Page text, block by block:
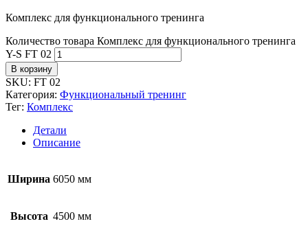
Комплекс для функционального тренинга
Количество товара Комплекс для функционального тренинга
Y-S FT 02
В корзину
SKU: FT 02
Категория: Функциональный тренинг
Тег: Комплекс
Детали
Описание
Ширина 6050 мм
Высота 4500 мм